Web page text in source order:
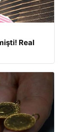
Real